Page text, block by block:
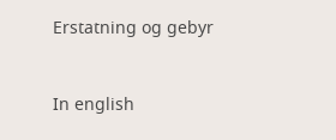
Erstatning og gebyr
In english